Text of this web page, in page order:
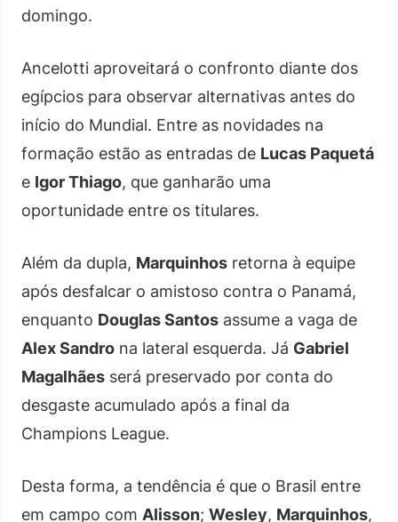
domingo.
Ancelotti aproveitará o confronto diante dos
egípcios para observar alternativas antes do
início do Mundial. Entre as novidades na
formação estão as entradas de Lucas Paquetá
e Igor Thiago, que ganharão uma
oportunidade entre os titulares.
Além da dupla, Marquinhos retorna à equipe
após desfalcar o amistoso contra o Panamá,
enquanto Douglas Santos assume a vaga de
Alex Sandro na lateral esquerda. Já Gabriel
Magalhães será preservado por conta do
desgaste acumulado após a final da
Champions League.
Desta forma, a tendência é que o Brasil entre
em campo com Alisson; Wesley, Marquinhos,